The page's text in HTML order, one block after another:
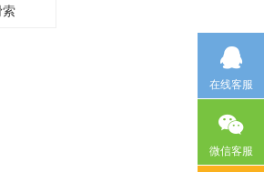
索
在线客服
微信客服